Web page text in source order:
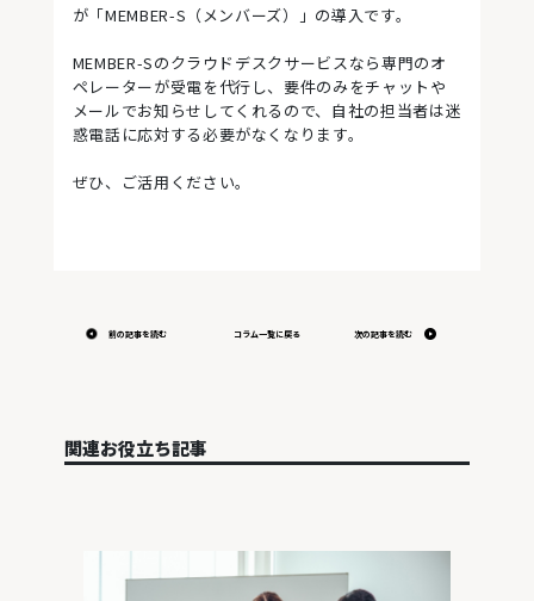
が「MEMBER-S（メンバーズ）」の導入です。
MEMBER-Sのクラウドデスクサービスなら専門のオ
ペレーターが受電を代行し、要件のみをチャットや
メールでお知らせしてくれるので、自社の担当者は迷
惑電話に応対する必要がなくなります。
ぜひ、ご活用ください。
前の記事を読む コラム一覧に戻る 次の記事を読む
関連お役立ち記事